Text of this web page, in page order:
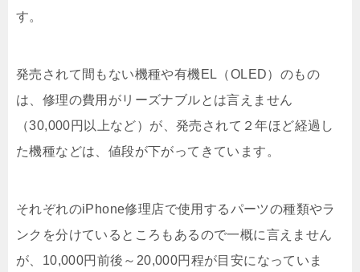
す。
発売されて間もない機種や有機EL（OLED）のもの
は、修理の費用がリーズナブルとは言えません
（30,000円以上など）が、発売されて２年ほど経過し
た機種などは、値段が下がってきています。
それぞれのiPhone修理店で使用するパーツの種類やラ
ンクを分けているところもあるので一概に言えません
が、10,000円前後～20,000円程が目安になっていま